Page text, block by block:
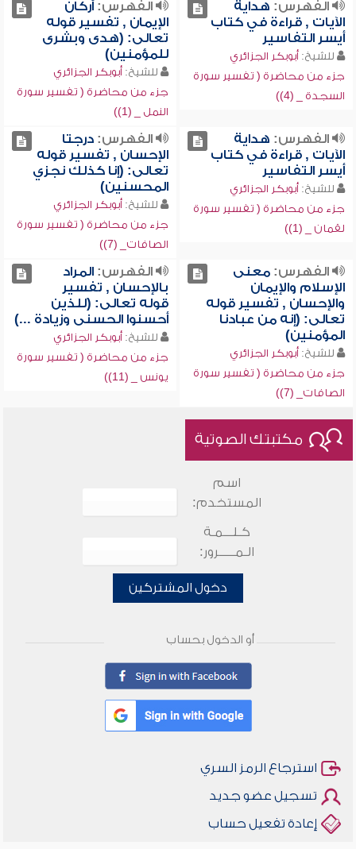
الفهرس: هداية
الآيات , قراءة في كتاب
أيسر التفاسير
للشيخ: أبوبكر الجزائري
جزء من محاضرة ( تفسير سورة
السجدة _ (4))
الفهرس:أركان
الإيمان , تفسير قوله
تعالى: (هدى وبشرى
للمؤمنين)
للشيخ: أبوبكر الجزائري
جزء من محاضرة ( تفسير سورة
النمل _ (1))
الفهرس: هداية
الآيات , قراءة في كتاب
أيسر التفاسير
للشيخ: أبوبكر الجزائري
جزء من محاضرة ( تفسير سورة
لقمان _ (1))
الفهرس:درجتا
الإحسان , تفسير قوله
تعالى: (إنا كذلك نجزي
المحسنين)
للشيخ: أبوبكر الجزائري
جزء من محاضرة ( تفسير سورة
الصافات_ (7))
الفهرس:معنى
الإسلام والإيمان
والإحسان , تفسير قوله
تعالى: (إنه من عبادنا
المؤمنين)
للشيخ: أبوبكر الجزائري
جزء من محاضرة ( تفسير سورة
الصافات_ (7))
الفهرس:المراد
بالإحسان , تفسير
قوله تعالى: (للذين
أحسنوا الحسنى وزيادة ...)
للشيخ: أبوبكر الجزائري
جزء من محاضرة ( تفسير سورة
يونس _ (11))
مكتبتك الصوتية
اسم
المستخدم:
كـلـــمـة
الـمـــــرور:
دخول المشتركين
أو الدخول بحساب
استرجاع الرمز السري
تسجيل عضو جديد
إعادة تفعيل حساب